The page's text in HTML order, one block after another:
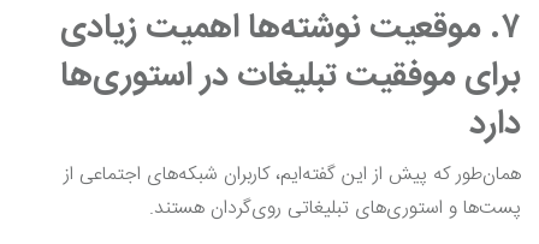
۷. موقعیت نوشته‌ها اهمیت زیادی
برای موفقیت تبلیغات در استوری‌ها
دارد
همان‌طور که پیش از این گفته‌ایم، کاربران شبکه‌های اجتماعی از
پست‌ها و استوری‌های تبلیغاتی روی‌گردان هستند.